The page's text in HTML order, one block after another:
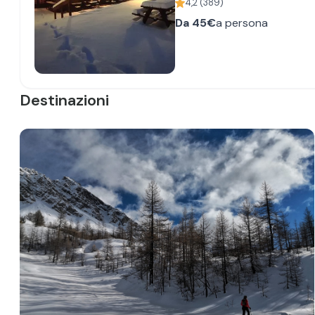
4,2(389)
Da 45€a persona
Destinazioni